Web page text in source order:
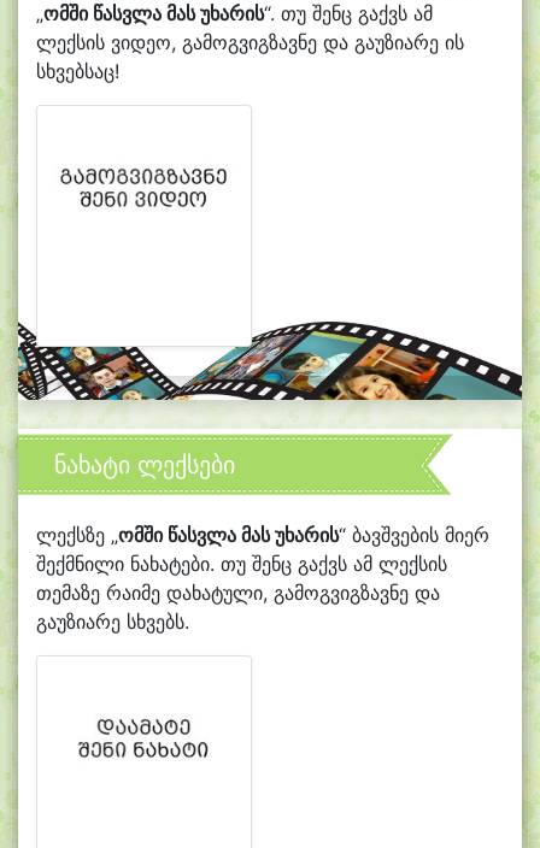
„ომში წასვლა მას უხარის“. თუ შენც გაქვს ამ
ლექსის ვიდეო, გამოგვიგზავნე და გაუზიარე ის
სხვებსაც!
ნახატი ლექსები
ლექსზე „ომში წასვლა მას უხარის“ ბავშვების მიერ
შექმნილი ნახატები. თუ შენც გაქვს ამ ლექსის
თემაზე რაიმე დახატული, გამოგვიგზავნე და
გაუზიარე სხვებს.